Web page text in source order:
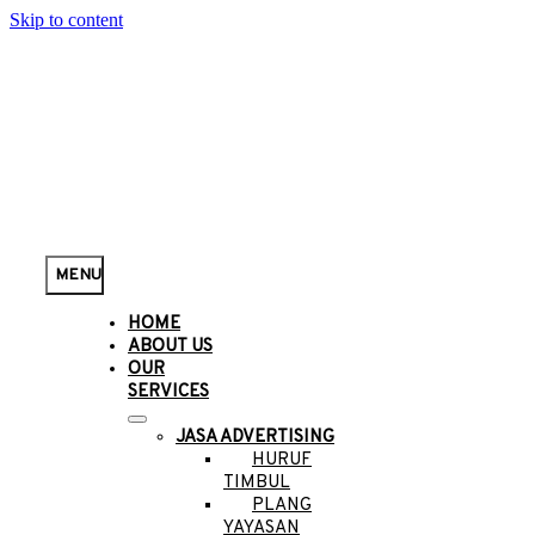
Skip to content
MENU
HOME
ABOUT US
OUR
SERVICES
JASA ADVERTISING
HURUF
TIMBUL
PLANG
YAYASAN